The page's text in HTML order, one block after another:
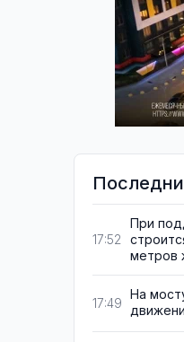
17:52
При
метров
17:49
На